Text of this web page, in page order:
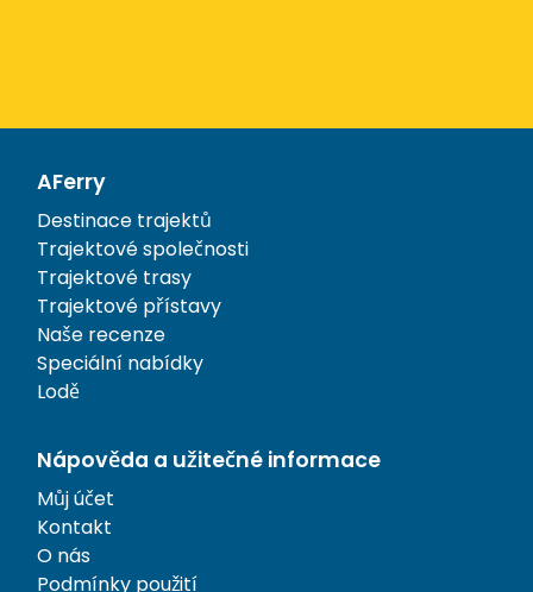
AFerry
Destinace trajektů
Trajektové společnosti
Trajektové trasy
Trajektové přístavy
Naše recenze
Speciální nabídky
Lodě
Nápověda a užitečné informace
Můj účet
Kontakt
O nás
Podmínky použití